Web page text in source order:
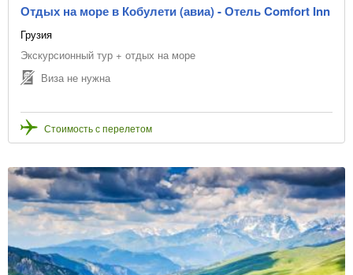
или выбрать месяц начала туров
Количество ночей
Очистить
Цена, BYN
В рассрочку
Точная цена
Раннее бронирование
Отдых на море в Кобулети (авиа) - Отель Comfort Inn
Грузия
Экскурсионный тур + отдых на море
Виза не нужна
Стоимость с перелетом